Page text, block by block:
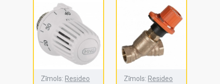
Zīmols: Resideo
Zīmols: Resideo